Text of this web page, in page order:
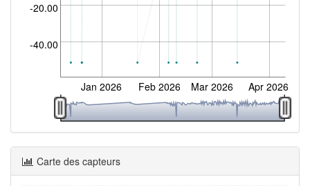
-40.00
-20.00
Jan 2026 Feb 2026 Mar 2026 Apr 2026
Carte des capteurs